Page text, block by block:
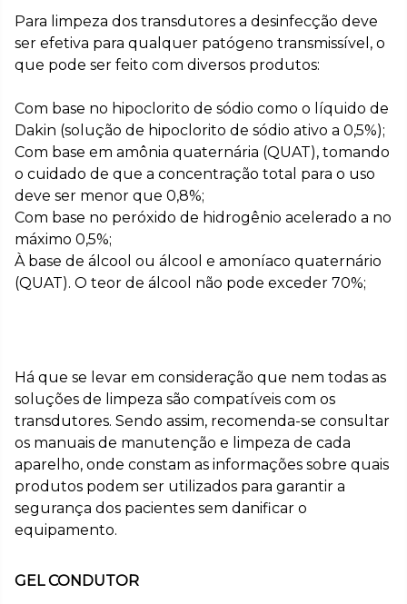
Para limpeza dos transdutores a desinfecção deve
ser efetiva para qualquer patógeno transmissível, o
que pode ser feito com diversos produtos:
Com base no hipoclorito de sódio como o líquido de
Dakin (solução de hipoclorito de sódio ativo a 0,5%);
Com base em amônia quaternária (QUAT), tomando
o cuidado de que a concentração total para o uso
deve ser menor que 0,8%;
Com base no peróxido de hidrogênio acelerado a no
máximo 0,5%;
À base de álcool ou álcool e amoníaco quaternário
(QUAT). O teor de álcool não pode exceder 70%;
Há que se levar em consideração que nem todas as
soluções de limpeza são compatíveis com os
transdutores. Sendo assim, recomenda-se consultar
os manuais de manutenção e limpeza de cada
aparelho, onde constam as informações sobre quais
produtos podem ser utilizados para garantir a
segurança dos pacientes sem danificar o
equipamento.
GEL CONDUTOR